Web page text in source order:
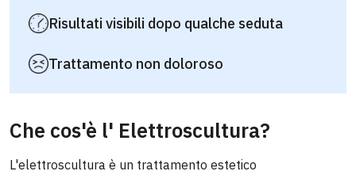
Risultati visibili dopo qualche seduta
Trattamento non doloroso
Che cos'è l' Elettroscultura?
L'elettroscultura è un trattamento estetico